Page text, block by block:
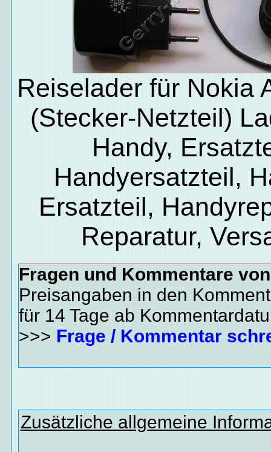
Reiselader für Nokia
(Stecker-Netzteil)
Handy,
Handyersatzteil,
Ersatzteil,
Reparatur,
Fragen und Kommentare
Preisangaben in den
für 14 Tage ab
>>> Frage / Kommentar
Zusätzliche allgemeine